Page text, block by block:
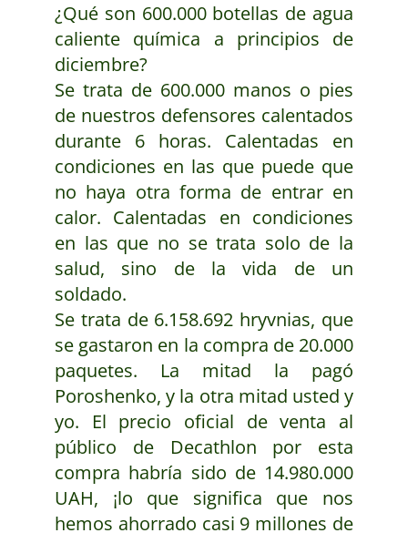
¿Qué son 600.000 botellas de agua
caliente química a principios de
diciembre?
Se trata de 600.000 manos o pies
de nuestros defensores calentados
durante 6 horas. Calentadas en
condiciones en las que puede que
no haya otra forma de entrar en
calor. Calentadas en condiciones
en las que no se trata solo de la
salud, sino de la vida de un
soldado.
Se trata de 6.158.692 hryvnias, que
se gastaron en la compra de 20.000
paquetes. La mitad la pagó
Poroshenko, y la otra mitad usted y
yo. El precio oficial de venta al
público de Decathlon por esta
compra habría sido de 14.980.000
UAH, ¡lo que significa que nos
hemos ahorrado casi 9 millones de